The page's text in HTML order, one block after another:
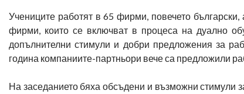
Учениците работят в 65 фирми, повечето
фирми, които се включват в процеса на дуално
допълнителни стимули и добри предложения за
година компаниите-партньори вече са предложили
На заседанието бяха обсъдени и възможни стимули